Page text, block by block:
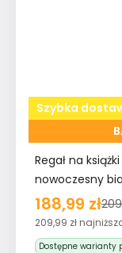
Szybka
Regał na
nowoczesny
188,99 zł
209,99 zł
Dostępne warianty